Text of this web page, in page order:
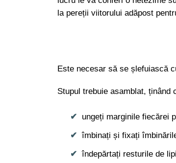
la pereții viitorului adăpost
Este necesar să se șlefuiască
Stupul trebuie asamblat, ținând
ungeți marginile fiecărei
îmbinați și fixați
îndepărtați resturile de